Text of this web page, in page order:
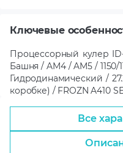
Ключевые
Процессорный кулер
Башня / AM4 / AM5 / 1150/
Гидродинамический /
коробке) / FROZN A410
Все